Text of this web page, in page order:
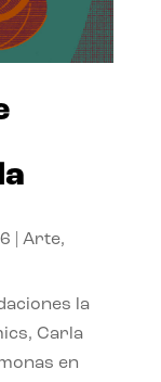
Arte,
la
Carla
en